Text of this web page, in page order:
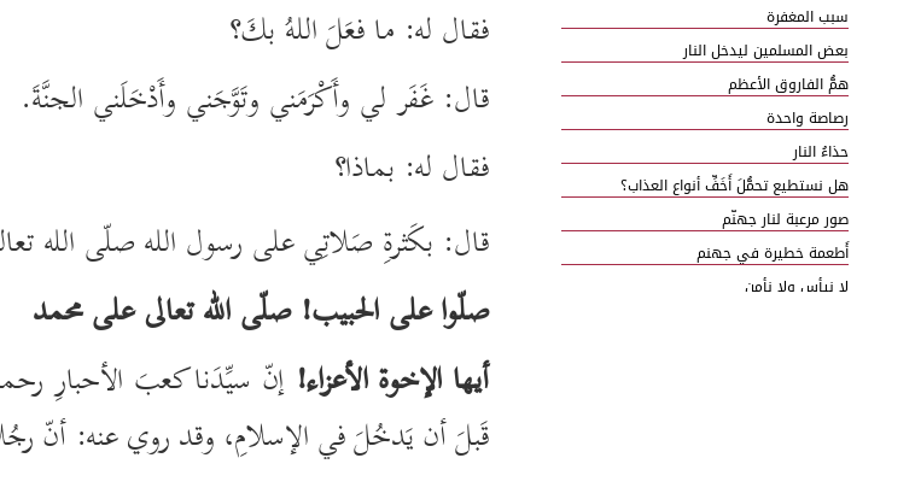
فقال له: ما فعَلَ اللهُ بكَ؟
قال: غَفَر لي وأَكْرَمَني وتَوَّجَني وأَدْخَلَني الجنَّةَ.
فقال له: بماذا؟
قال: بكَثرةِ صَلاتِي على رسول الله صلّى الله
صلّوا على الحبيب! صلّى الله تعالى على محمد
أيها الإخوة الأعزاء! إنّ سيِّدَنا كعبَ الأحبارِ
قَبلَ أن يَدخُلَ في الإسلامِ، وقد روي عنه: أنّ
سبب المغفرة
بعض المسلمين ليدخل النار
همُّ الفاروق الأعظم
رصاصة واحدة
حذاءُ النار
هل نستطيع تحمُّلَ أَخَفِّ أنواع العذاب؟
صور مرعبة لنار جهنّم
أَطعمة خطيرة في جهنم
لا نيأس ولا نأمن